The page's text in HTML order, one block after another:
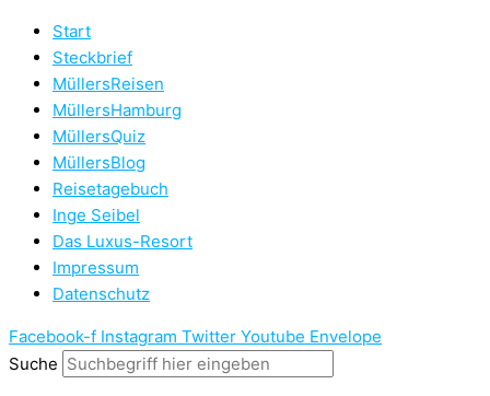
Start
Steckbrief
MüllersReisen
MüllersHamburg
MüllersQuiz
MüllersBlog
Reisetagebuch
Inge Seibel
Das Luxus-Resort
Impressum
Datenschutz
Facebook-f Instagram Twitter Youtube Envelope
Suche